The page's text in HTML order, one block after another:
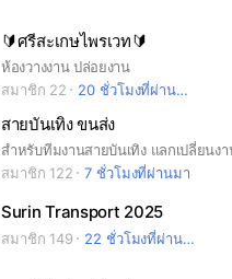
🔰ศรีสะเกษไพรเวท🔰
ห้องวางงาน ปล่อยงาน
สมาชิก 22
20 ชั่วโมงที่ผ่านมา
สายบันเทิง ขนส่ง
สมาชิก 122
7 ชั่วโมงที่ผ่านมา
Surin Transport 2025
สมาชิก 149 22 ชั่วโมงที่ผ่านมา